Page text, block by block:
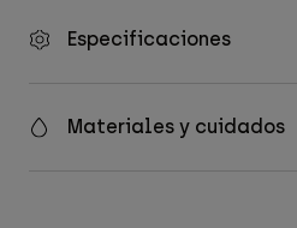
Especificaciones
Materiales y cuidados